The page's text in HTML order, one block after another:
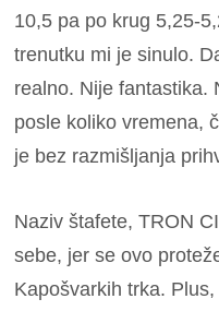
10,5 pa po krug 5,25-
trenutku mi je sinulo.
realno. Nije fantastika.
posle koliko vremena,
je bez razmišljanja
Naziv štafete, TRON
sebe, jer se ovo
Kapošvarkih trka.